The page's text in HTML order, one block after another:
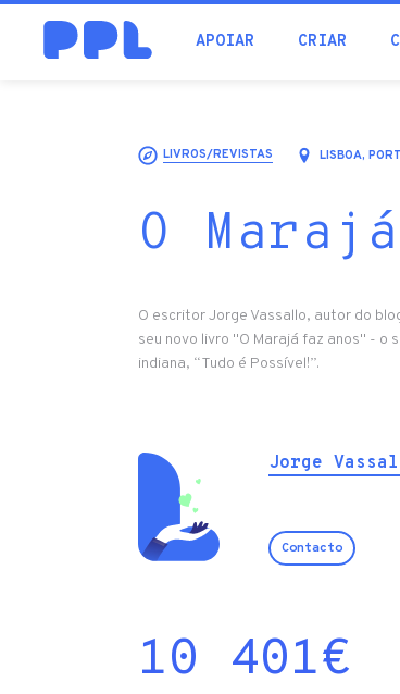
APOIAR CRIAR
procura
LIVROS/REVISTAS LISBOA,
O
O escritor Jorge Vassallo, autor do
seu novo livro "O Marajá faz anos" - o
indiana, “Tudo é Possível!”.
Jorge
Contacto
10 401€